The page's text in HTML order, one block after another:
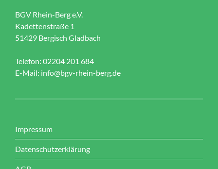
BGV Rhein-Berg e.V.
Kadettenstraße 1
51429 Bergisch Gladbach
Telefon: 02204 201 684
E-Mail: info@bgv-rhein-berg.de
Impressum
Datenschutzerklärung